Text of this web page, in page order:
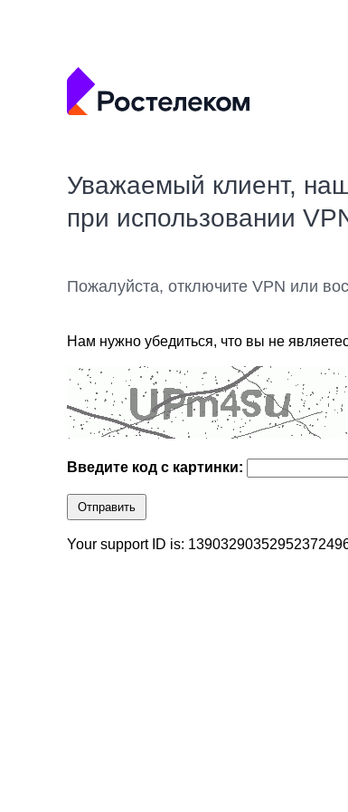
Уважаемый клиент,
при использовании
Пожалуйста, отключите VPN или
Нам нужно убедиться, что вы не
Введите код с картинки:
Отправить
Your support ID is: